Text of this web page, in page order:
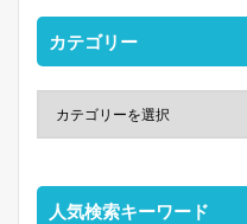
カテゴリー
人気検索キーワード